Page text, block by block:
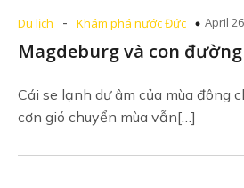
Du lịch - Khám phá nước Đức April
Magdeburg và con
Cái se lạnh dư âm của mùa đông
cơn gió chuyển mùa vẫn[…]